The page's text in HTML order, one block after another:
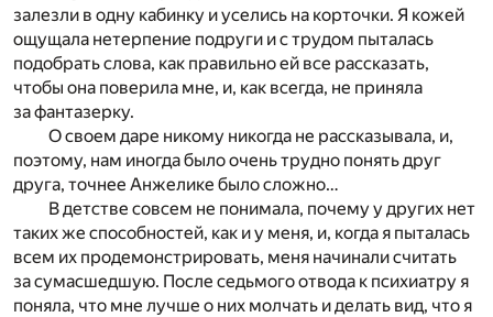
залезли в одну кабинку и уселись на корточки. Я кожей
ощущала нетерпение подруги и с трудом пыталась
подобрать слова, как правильно ей все рассказать,
чтобы она поверила мне, и, как всегда, не приняла
за фантазерку.
О своем даре никому никогда не рассказывала, и,
поэтому, нам иногда было очень трудно понять друг
друга, точнее Анжелике было сложно…
В детстве совсем не понимала, почему у других нет
таких же способностей, как и у меня, и, когда я пыталась
всем их продемонстрировать, меня начинали считать
за сумасшедшую. После седьмого отвода к психиатру я
поняла, что мне лучше о них молчать и делать вид, что я